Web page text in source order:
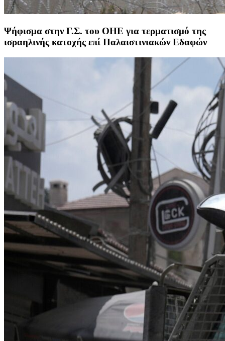
Ψήφισμα στην Γ.Σ. του ΟΗΕ για τερματισμό της
ισραηλινής κατοχής επί Παλαιστινιακών Εδαφών